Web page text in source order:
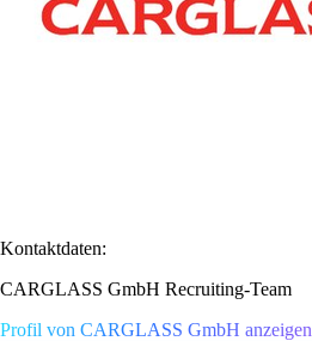
Kontaktdaten:
CARGLASS GmbH Recruiting-Team
Profil von CARGLASS GmbH anzeigen